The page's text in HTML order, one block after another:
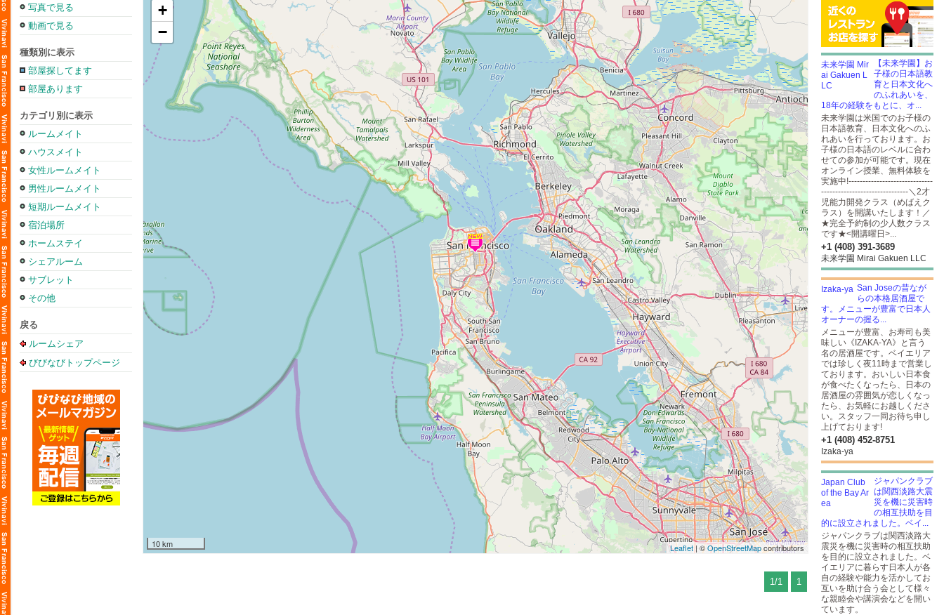
写真で見る
動画で見る
種類別に表示
部屋探してます
部屋あります
カテゴリ別に表示
ルームメイト
ハウスメイト
女性ルームメイト
男性ルームメイト
短期ルームメイト
宿泊場所
ホームステイ
シェアルーム
サブレット
その他
戻る
ルームシェア
びびなびトップページ
+
−
10 km Leaflet| ©OpenStreetMapcontributors
1/1 1
【未来学園】お
子様の日本語教
育と日本文化へ
のふれあいを、
18年の経験をもとに、オ...
未来学園は米国でのお子様の
日本語教育、日本文化へのふ
れあいを行っております。お
子様の日本語のレベルに合わ
せての参加が可能です。現在
オンライン授業、無料体験を
実施中!------------------------------
-------------------------------＼2才
児能力開発クラス（めばえク
ラス）を開講いたします！／
★完全予約制の少人数クラス
です★<開講曜日>...
+1 (408) 391-3689
未来学園 Mirai Gakuen LLC
San Joseの昔なが
らの本格居酒屋で
す。メニューが豊富で日本人
オーナーの握る...
メニューが豊富、お寿司も美
味しい《IZAKA-YA》と言う
名の居酒屋です。ベイエリア
では珍しく夜11時まで営業し
ております。おいしい日本食
が食べたくなったら、日本の
居酒屋の雰囲気が恋しくなっ
たら、お気軽にお越しくださ
い。スタッフ一同お待ち申し
上げております!
+1 (408) 452-8751
Izaka-ya
ジャパンクラブ
は関西淡路大震
災を機に災害時
の相互扶助を目
的に設立されました。ベイ...
ジャパンクラブは関西淡路大
震災を機に災害時の相互扶助
を目的に設立されました。ベ
イエリアに暮らす日本人が各
自の経験や能力を活かしてお
互いを助け合う会として様々
な親睦会や講演会などを開い
ています。